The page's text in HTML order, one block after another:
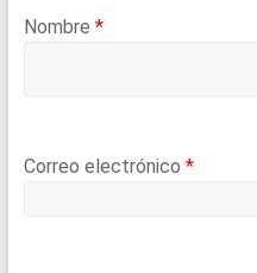
Nombre *
Correo electrónico *